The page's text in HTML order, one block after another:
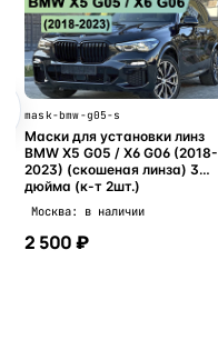
mask-bmw-g05-s
Маски для установки линз
BMW X5 G05 / X6 G06 (2018-
2023) (скошеная линза) 3
дюйма (к-т 2шт.)
Москва: в наличии
2 500 ₽